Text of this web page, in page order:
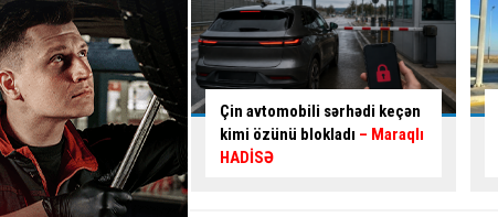
sərhədi keçən
blokladı– Maraqlı
Azərbaycanın ilk ödənişli
yolunda sürücüləri təngə
gətirən problemlər -